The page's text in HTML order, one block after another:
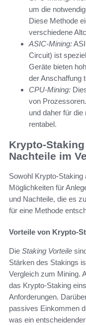
um die
Diese Methode
verschiedene
ASIC-Mining:
Circuit) ist
Geräte bieten
der Anschaffung
CPU-Mining:
von
und daher für
rentabel.
Krypto-
Nachteile im
Sowohl Krypto-Staking
Möglichkeiten für
und Nachteile, die es
für eine Methode
Vorteile von Krypto-
Die Staking Vorteile
Stärken des Stakings
Vergleich zum Mining.
das Krypto-Staking
Anforderungen.
passives Einkommen
was ein